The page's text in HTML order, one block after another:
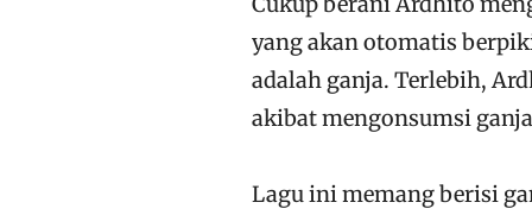
yang akan otomatis
adalah ganja. Terlebih,
akibat mengonsumsi
Lagu ini memang berisi